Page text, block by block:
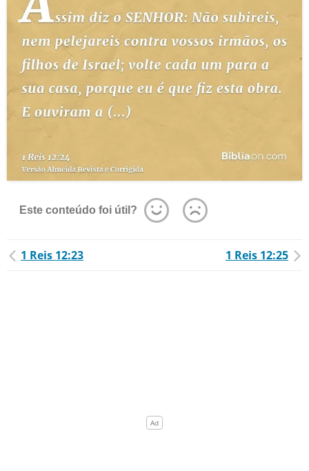
Este conteúdo foi útil?
1 Reis 12:23 1 Reis 12:25